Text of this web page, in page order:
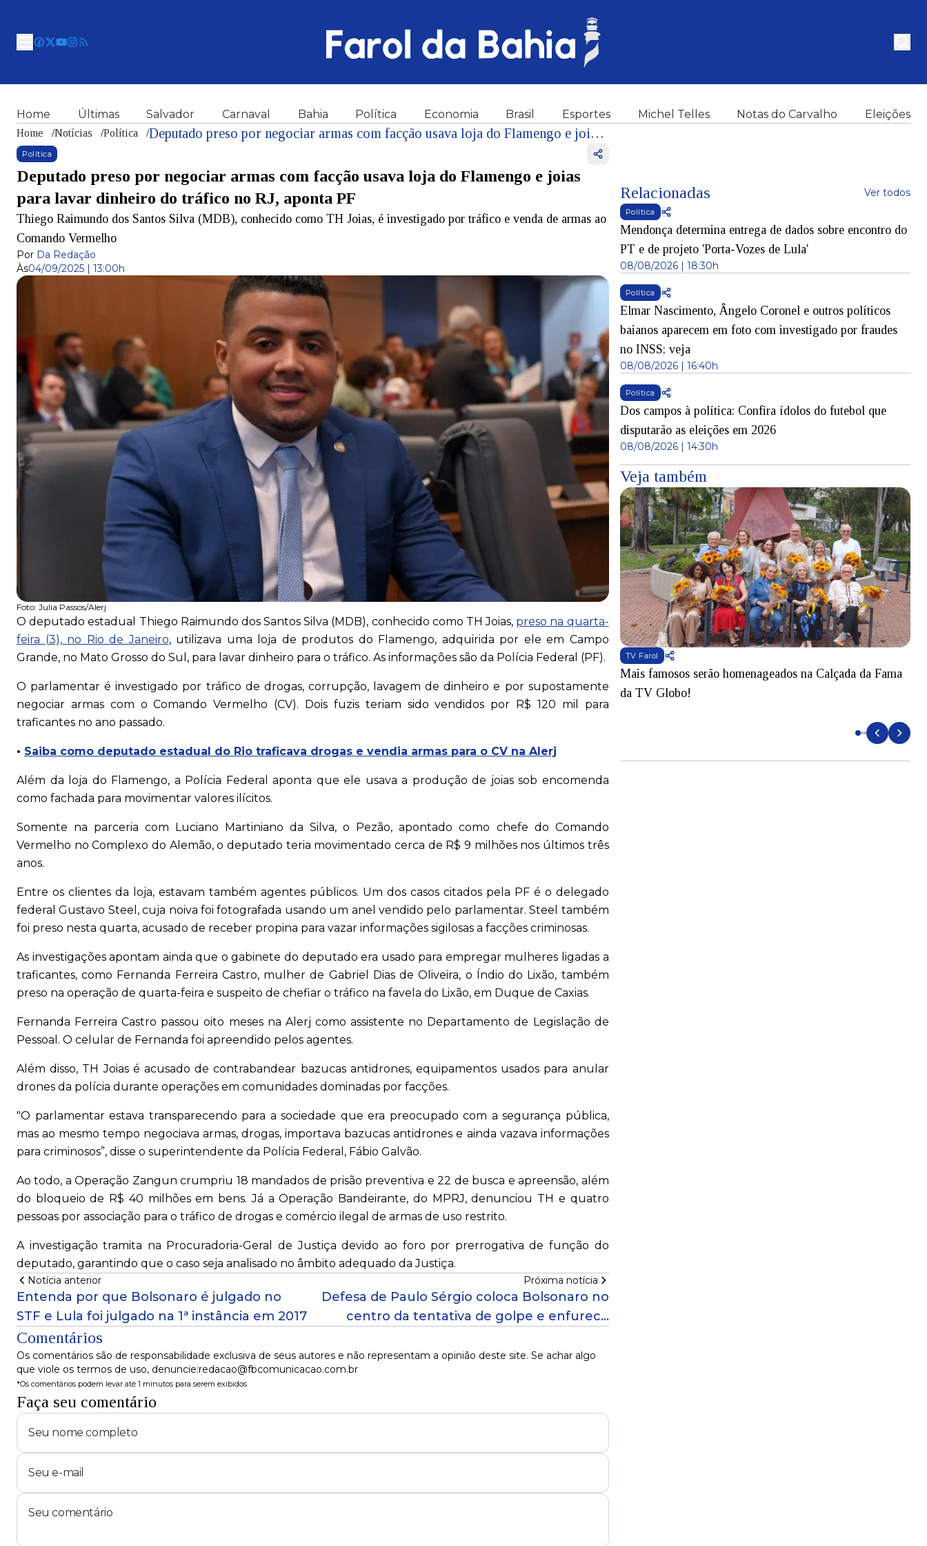
Home Últimas Salvador Carnaval Bahia Política Economia Brasil Esportes Michel Telles Notas do Carvalho Eleições
Home /Notícias /Política / Deputado preso por negociar armas com facção usava loja do Flamengo e joias para lavar dinheiro do tráfico no RJ, aponta PF
Política
Deputado preso por negociar armas com facção usava loja do Flamengo e joias
para lavar dinheiro do tráfico no RJ, aponta PF
Thiego Raimundo dos Santos Silva (MDB), conhecido como TH Joias, é investigado por tráfico e venda de armas ao
Comando Vermelho
Por Da Redação
Às04/09/2025 | 13:00h
Foto: Julia Passos/Alerj
O deputado estadual Thiego Raimundo dos Santos Silva (MDB), conhecido como TH Joias, preso na quarta-
feira (3), no Rio de Janeiro, utilizava uma loja de produtos do Flamengo, adquirida por ele em Campo
Grande, no Mato Grosso do Sul, para lavar dinheiro para o tráfico. As informações são da Polícia Federal (PF).
O parlamentar é investigado por tráfico de drogas, corrupção, lavagem de dinheiro e por supostamente
negociar armas com o Comando Vermelho (CV). Dois fuzis teriam sido vendidos por R$ 120 mil para
traficantes no ano passado.
• Saiba como deputado estadual do Rio traficava drogas e vendia armas para o CV na Alerj
Além da loja do Flamengo, a Polícia Federal aponta que ele usava a produção de joias sob encomenda
como fachada para movimentar valores ilícitos.
Somente na parceria com Luciano Martiniano da Silva, o Pezão, apontado como chefe do Comando
Vermelho no Complexo do Alemão, o deputado teria movimentado cerca de R$ 9 milhões nos últimos três
anos.
Entre os clientes da loja, estavam também agentes públicos. Um dos casos citados pela PF é o delegado
federal Gustavo Steel, cuja noiva foi fotografada usando um anel vendido pelo parlamentar. Steel também
foi preso nesta quarta, acusado de receber propina para vazar informações sigilosas a facções criminosas.
As investigações apontam ainda que o gabinete do deputado era usado para empregar mulheres ligadas a
traficantes, como Fernanda Ferreira Castro, mulher de Gabriel Dias de Oliveira, o Índio do Lixão, também
preso na operação de quarta-feira e suspeito de chefiar o tráfico na favela do Lixão, em Duque de Caxias.
Fernanda Ferreira Castro passou oito meses na Alerj como assistente no Departamento de Legislação de
Pessoal. O celular de Fernanda foi apreendido pelos agentes.
Além disso, TH Joias é acusado de contrabandear bazucas antidrones, equipamentos usados para anular
drones da polícia durante operações em comunidades dominadas por facções.
"O parlamentar estava transparecendo para a sociedade que era preocupado com a segurança pública,
mas ao mesmo tempo negociava armas, drogas, importava bazucas antidrones e ainda vazava informações
para criminosos”, disse o superintendente da Polícia Federal, Fábio Galvão.
Ao todo, a Operação Zangun crumpriu 18 mandados de prisão preventiva e 22 de busca e apreensão, além
do bloqueio de R$ 40 milhões em bens. Já a Operação Bandeirante, do MPRJ, denunciou TH e quatro
pessoas por associação para o tráfico de drogas e comércio ilegal de armas de uso restrito.
A investigação tramita na Procuradoria-Geral de Justiça devido ao foro por prerrogativa de função do
deputado, garantindo que o caso seja analisado no âmbito adequado da Justiça.
Notícia anterior
Entenda por que Bolsonaro é julgado no
STF e Lula foi julgado na 1ª instância em 2017
Próxima notícia
Defesa de Paulo Sérgio coloca Bolsonaro no
centro da tentativa de golpe e enfurece
Comentários
Os comentários são de responsabilidade exclusiva de seus autores e não representam a opinião deste site. Se achar algo
que viole os termos de uso, denuncie:redacao@fbcomunicacao.com.br
*Os comentários podem levar até 1 minutos para serem exibidos
Faça seu comentário
Relacionadas Ver todos
Política
Mendonça determina entrega de dados sobre encontro do
PT e de projeto 'Porta-Vozes de Lula'
08/08/2026 | 18:30h
Política
Elmar Nascimento, Ângelo Coronel e outros políticos
baianos aparecem em foto com investigado por fraudes
no INSS; veja
08/08/2026 | 16:40h
Política
Dos campos à política: Confira ídolos do futebol que
disputarão as eleições em 2026
08/08/2026 | 14:30h
Veja também
TV Farol
Mais famosos serão homenageados na Calçada da Fama
da TV Globo!